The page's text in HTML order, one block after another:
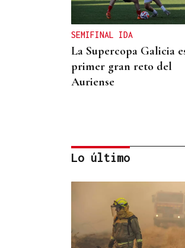
SEMIFINAL IDA
La Supercopa Galicia
primer gran reto del
Auriense
Demasiado rival en
para la UD Ourense (2-0)
Lo último